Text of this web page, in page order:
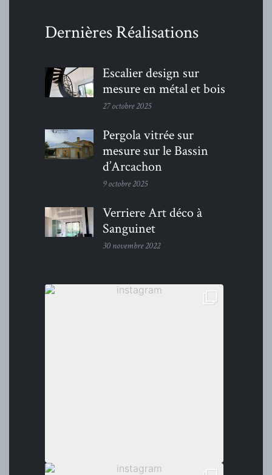
Dernières Réalisations
Escalier design sur
mesure en métal et bois
27 octobre 2025
Pergola vitrée sur
mesure sur le Bassin
d’Arcachon
9 octobre 2025
Verriere Art déco à
Sanguinet
30 novembre 2022